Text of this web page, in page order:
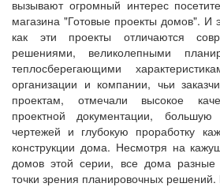
вызывают огромный интерес
магазина "Готовые проекты домов". И
как эти проекты отличаются
решениями, великолепными
теплосберегающими
организации и компании, чьи
проектам, отмечали высокое
проектной документации, большую
чертежей и глубокую проработку
конструкции дома. Несмотря на
домов этой серии, все дома
точки зрения планировочных решений.